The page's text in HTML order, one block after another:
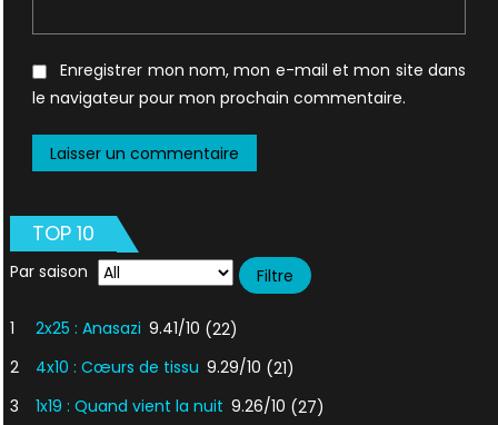
Enregistrer mon nom, mon e-mail et mon site dans
le navigateur pour mon prochain commentaire.
TOP 10
Par saison
1 2x25 : Anasazi 9.41/10 (22)
2
4x10 : Cœurs de tissu 9.29/10 (21)
3
1x19 : Quand vient la nuit 9.26/10 (27)